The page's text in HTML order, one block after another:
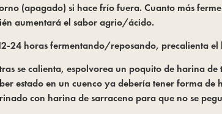
(apagado) si hace frío fuera. Cuanto más
aumentará el sabor agrio/ácido.
24 horas fermentando/reposando, precalienta el
se calienta, espolvorea un poquito de harina
estado en un cuenco ya debería tener forma
con harina de sarraceno para que no se